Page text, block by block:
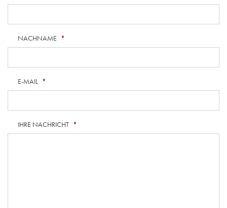
NACHNAME *
E-MAIL *
IHRE NACHRICHT *